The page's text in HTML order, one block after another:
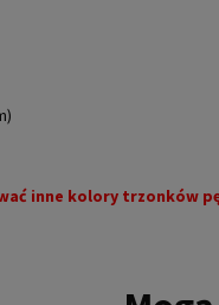
inne kolory trzonków